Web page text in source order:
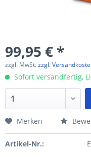
99,95 € *
zzgl. MwSt.zzgl.
Sofort versandfertig,
Merken
Artikel-Nr.: